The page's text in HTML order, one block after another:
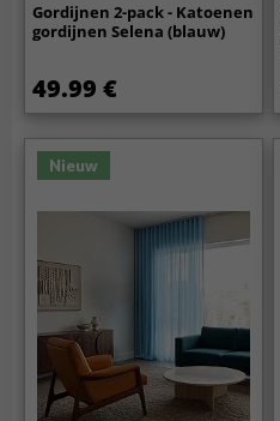
Gordijnen 2-pack - Katoenen
gordijnen Selena (blauw)
49.99 €
Nieuw